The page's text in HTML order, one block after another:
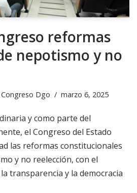
reformas
nepotismo y no
Dgo marzo 6, 2025
y como parte del
el Congreso del Estado
las reformas constitucionales
y no reelección, con el
transparencia y la democracia